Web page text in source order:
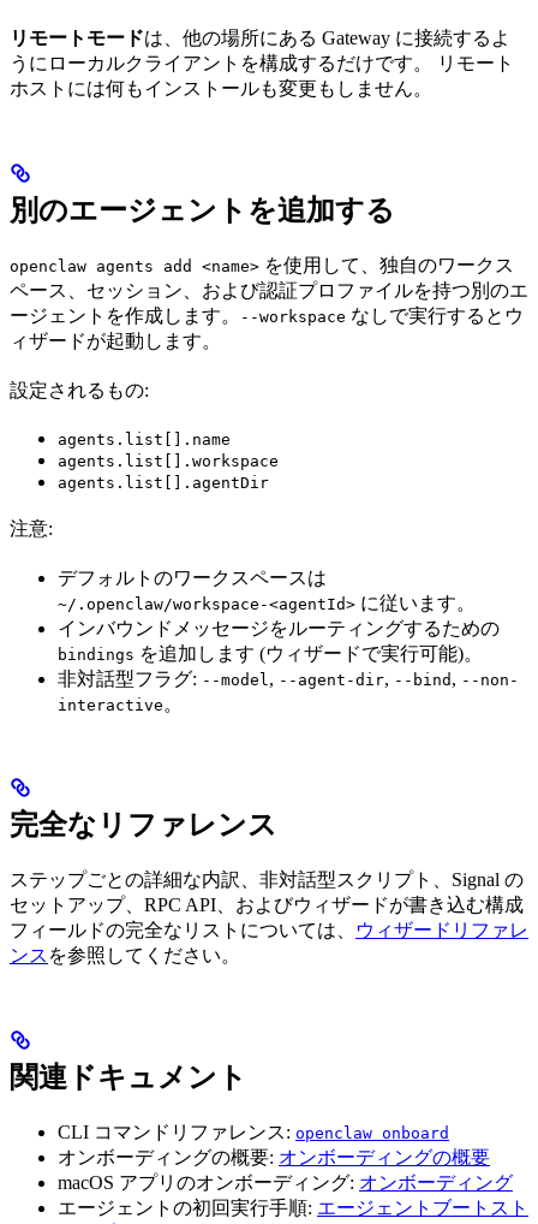
リモートモードは、他の場所にある Gateway に接続するよ
うにローカルクライアントを構成するだけです。 リモート
ホストには何もインストールも変更もしません。
別のエージェントを追加する
openclaw agents add <name> を使用して、独自のワークス
ペース、セッション、および認証プロファイルを持つ別のエ
ージェントを作成します。
--workspace なしで実行するとウ
ィザードが起動します。
設定されるもの:
agents.list[].name
agents.list[].workspace
agents.list[].agentDir
注意:
デフォルトのワークスペースは
~/.openclaw/workspace-<agentId> に従います。
インバウンドメッセージをルーティングするための
bindings を追加します (ウィザードで実行可能)。
非対話型フラグ: --model , --agent-dir, --bind , --non-
interactive 。
完全なリファレンス
ステップごとの詳細な内訳、非対話型スクリプト、Signal の
セットアップ、RPC API、およびウィザードが書き込む構成
フィールドの完全なリストについては、
ウィザードリファレ
ンス を参照してください。
関連ドキュメント
CLI コマンドリファレンス: openclaw onboard
オンボーディングの概要: オンボーディングの概要
macOS アプリのオンボーディング: オンボーディング
エージェントの初回実行手順: エージェントブートスト